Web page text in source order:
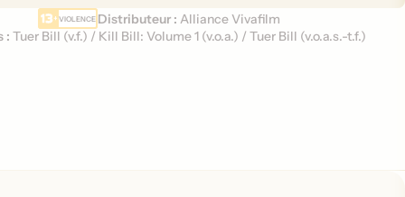
VIOLENCE Distributeur : Alliance Vivafilm
: Tuer Bill (v.f.) / Kill Bill: Volume 1 (v.o.a.) / Tuer Bill (v.o.a.s.-t.f.)